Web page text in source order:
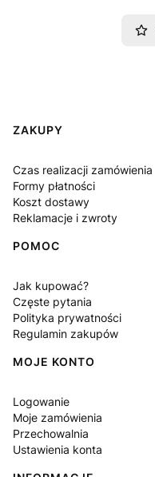
Linki w stopce
ZAKUPY
Czas realizacji zamówienia
Formy płatności
Koszt dostawy
Reklamacje i zwroty
POMOC
Jak kupować?
Częste pytania
Polityka prywatności
Regulamin zakupów
MOJE KONTO
Logowanie
Moje zamówienia
Przechowalnia
Ustawienia konta